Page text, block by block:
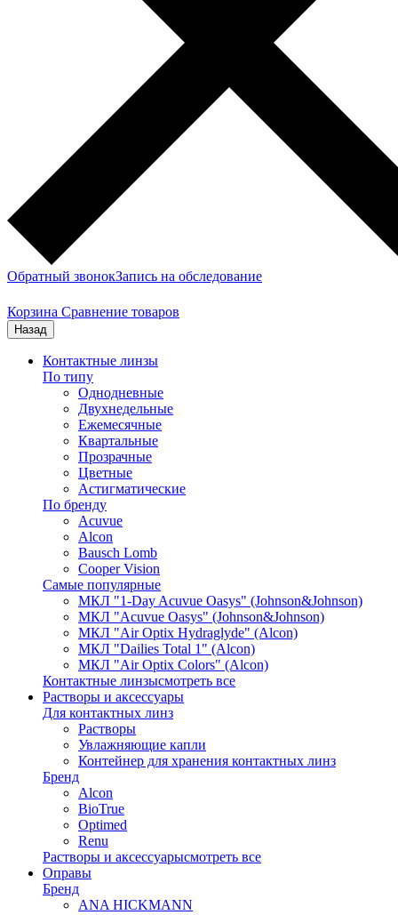
Обратный звонокЗапись на обследование
Корзина Сравнение товаров
Назад
Контактные линзы
По типу
Однодневные
Двухнедельные
Ежемесячные
Квартальные
Прозрачные
Цветные
Астигматические
По бренду
Acuvue
Alcon
Bausch Lomb
Cooper Vision
Самые популярные
МКЛ "1-Day Acuvue Oasys" (Johnson&Johnson)
МКЛ "Acuvue Oasys" (Johnson&Johnson)
МКЛ "Air Optix Hydraglyde" (Alcon)
МКЛ "Dailies Total 1" (Alcon)
МКЛ "Air Optix Colors" (Alcon)
Контактные линзысмотреть все
Растворы и аксессуары
Для контактных линз
Растворы
Увлажняющие капли
Контейнер для хранения контактных линз
Бренд
Alcon
BioTrue
Optimed
Renu
Растворы и аксессуарысмотреть все
Оправы
Бренд
ANA HICKMANN